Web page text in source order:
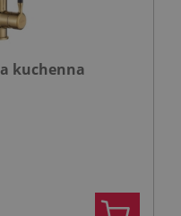
kuchenna